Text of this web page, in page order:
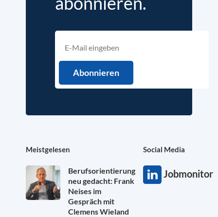
Meistgelesen
Berufsorientierung
neu gedacht: Frank
Neises im
Gespräch mit
Clemens Wieland
Social Media
Jobmonitor